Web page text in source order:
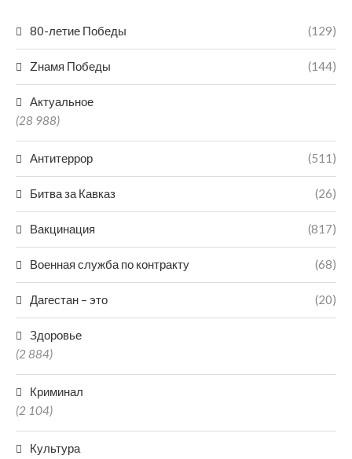
80-летие Победы (129)
Zнамя Победы (144)
Актуальное
(28 988)
Антитеррор (511)
Битва за Кавказ (26)
Вакцинация (817)
Военная служба по контракту (68)
Дагестан – это (20)
Здоровье
(2 884)
Криминал
(2 104)
Культура